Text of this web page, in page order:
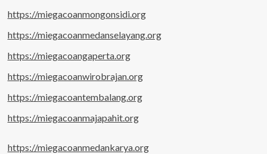
https://miegacoanmongonsidi.org
https://miegacoanmedanselayang.org
https://miegacoangaperta.org
https://miegacoanwirobrajan.org
https://miegacoantembalang.org
https://miegacoanmajapahit.org
https://miegacoanmedankarya.org